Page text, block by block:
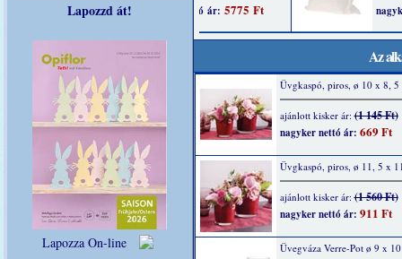
Lapozzd át!
Lapozza On-line
Az
Üvgkaspó, piros, ø 10 x 8, 5
ajánlott kisker ár:(1 145 Ft)
nagyker nettó ár: 669 Ft
Üvgkaspó, piros, ø 11, 5 x
ajánlott kisker ár:(1 560 Ft)
nagyker nettó ár: 911 Ft
Üvegváza Verre-Pot ø 9 x